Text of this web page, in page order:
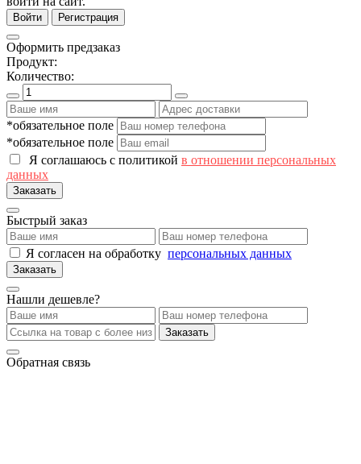
Войти Регистрация
Оформить предзаказ
Продукт:
Количество:
*обязательное поле
*обязательное поле
Я соглашаюсь с политикой в отношении персональных
данных
Заказать
Быстрый заказ
Я согласен на обработку персональных данных
Заказать
Нашли дешевле?
Заказать
Обратная связь